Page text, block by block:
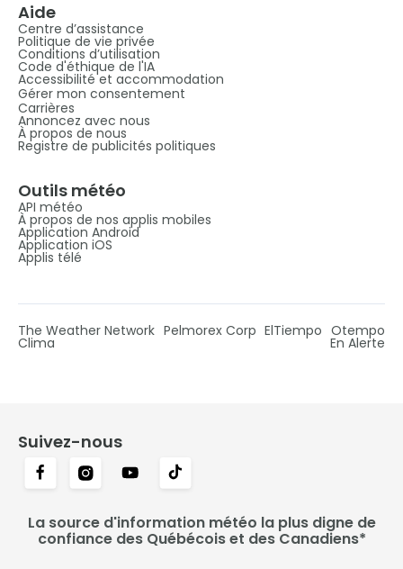
Aide
Centre d’assistance
Politique de vie privée
Conditions d’utilisation
Code d'éthique de l'IA
Accessibilité et accommodation
Gérer mon consentement
Carrières
Annoncez avec nous
À propos de nous
Registre de publicités politiques
Outils météo
API météo
À propos de nos applis mobiles
Application Android
Application iOS
Applis télé
The Weather Network Pelmorex Corp ElTiempo Otempo
Clima En Alerte
Suivez-nous
La source d'information météo la plus digne de
confiance des Québécois et des Canadiens*